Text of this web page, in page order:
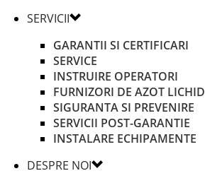
SERVICII
GARANTII SI CERTIFICARI
SERVICE
INSTRUIRE OPERATORI
FURNIZORI DE AZOT LICHID
SIGURANTA SI PREVENIRE
SERVICII POST-GARANTIE
INSTALARE ECHIPAMENTE
DESPRE NOI